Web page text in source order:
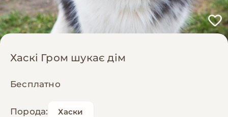
Хаскі Гром шукає дім
Бесплатно
Порода: Хаски